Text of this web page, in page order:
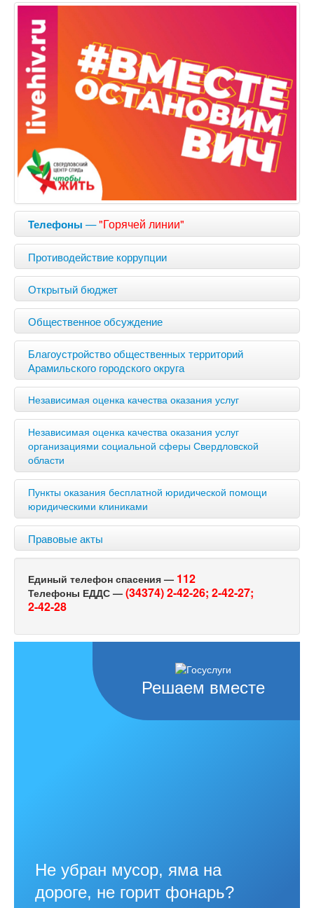
Телефоны —"Горячей линии"
Противодействие коррупции
Открытый бюджет
Общественное обсуждение
Благоустройство общественных территорий
Арамильского городского округа
Независимая оценка качества оказания услуг
Независимая оценка качества оказания услуг
организациями социальной сферы Свердловской
области
Пункты оказания бесплатной юридической помощи
юридическими клиниками
Правовые акты
Единый телефон спасения — 112
Телефоны ЕДДС — (34374) 2-42-26; 2-42-27;
2-42-28
Решаем вместе
Не убран мусор, яма на
дороге, не горит фонарь?